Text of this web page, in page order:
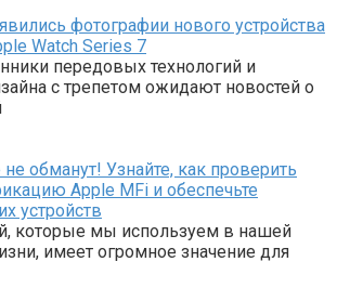
фотографии нового устройства
Watch Series 7
передовых технологий и
с трепетом ожидают новостей о
обманут! Узнайте, как проверить
Apple MFi и обеспечьте
устройств
которые мы используем в нашей
имеет огромное значение для